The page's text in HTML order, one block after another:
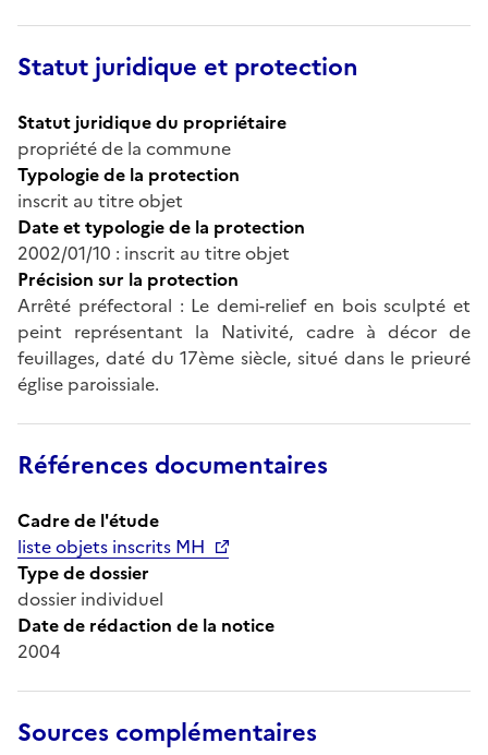
Statut juridique et protection
Statut juridique du propriétaire
propriété de la commune
Typologie de la protection
inscrit au titre objet
Date et typologie de la protection
2002/01/10 : inscrit au titre objet
Précision sur la protection
Arrêté préfectoral : Le demi-relief en bois sculpté et
peint représentant la Nativité, cadre à décor de
feuillages, daté du 17ème siècle, situé dans le prieuré
église paroissiale.
Références documentaires
Cadre de l'étude
liste objets inscrits MH
Type de dossier
dossier individuel
Date de rédaction de la notice
2004
Sources complémentaires